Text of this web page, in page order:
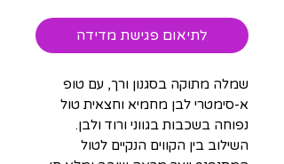
לתיאום פגישת מדידה
שמלה מתוקה בסגנון ורך, עם טופ
א-סימטרי לבן מחמיא וחצאית טול
נפוחה בשכבות בגווני ורוד ולבן.
השילוב בין הקווים הנקיים לטול